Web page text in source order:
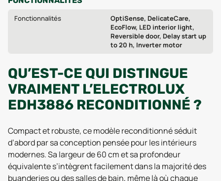
Fonctionnalités
OptiSense, DelicateCare,
EcoFlow, LED interior light,
Reversible door, Delay start up
to 20 h, Inverter motor
QU’EST-CE QUI DISTINGUE
VRAIMENT L’ELECTROLUX
EDH3886 RECONDITIONNÉ ?
Compact et robuste, ce modèle reconditionné séduit
d’abord par sa conception pensée pour les intérieurs
modernes. Sa largeur de 60 cm et sa profondeur
équivalente s’intègrent facilement dans la majorité des
buanderies ou des salles de bain, même là où chaque